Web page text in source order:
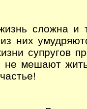
сложна и
них
супругов
не мешают